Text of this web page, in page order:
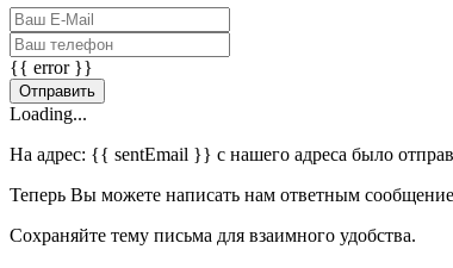
{{ error }}
Отправить
Loading...
На адрес: {{ sentEmail }} с нашего адреса было
Теперь Вы можете написать нам ответным
Сохраняйте тему письма для взаимного удобства.